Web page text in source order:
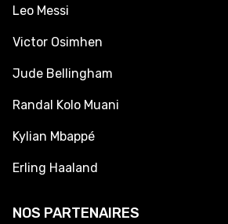
Leo Messi
Victor Osimhen
Jude Bellingham
Randal Kolo Muani
Kylian Mbappé
Erling Haaland
NOS PARTENAIRES